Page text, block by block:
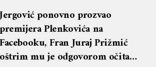
Jergović ponovno prozvao
premijera Plenkovića na
Facebooku, Fran Juraj Prižmić
oštrim mu je odgovorom očitao